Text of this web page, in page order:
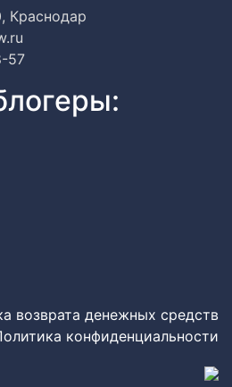
Краснодар
57
возврата денежных средств
конфиденциальности